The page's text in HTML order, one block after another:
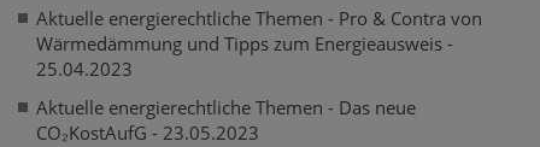
Aktuelle energierechtliche Themen - Pro & Contra von
Wärmedämmung und Tipps zum Energieausweis -
25.04.2023
Aktuelle energierechtliche Themen - Das neue
CO₂KostAufG - 23.05.2023